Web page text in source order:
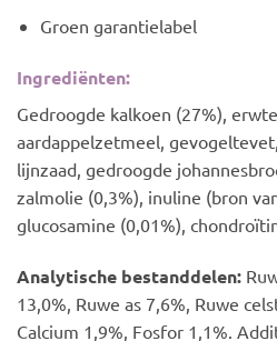
Groen garantielabel
Ingrediënten:
Gedroogde kalkoen (27%),
aardappelzetmeel,
lijnzaad, gedroogde
zalmolie (0,3%), inuline (bron
glucosamine (0,01%),
Analytische bestanddelen:
13,0%, Ruwe as 7,6%, Ruwe
Calcium 1,9%, Fosfor 1,1%.